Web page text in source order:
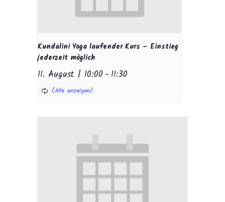
Kundalini Yoga laufender Kurs – Einstieg
jederzeit möglich
11. August | 10:00 -11:30